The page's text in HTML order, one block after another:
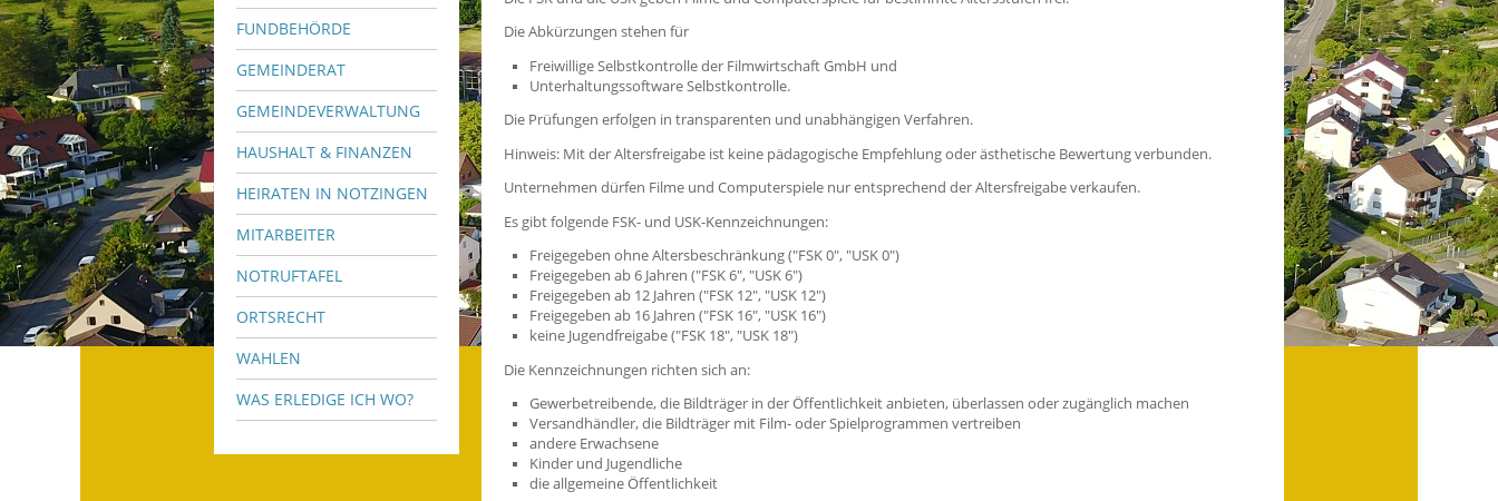
FUNDBEHÖRDE
GEMEINDERAT
GEMEINDEVERWALTUNG
HAUSHALT & FINANZEN
HEIRATEN IN NOTZINGEN
MITARBEITER
NOTRUFTAFEL
ORTSRECHT
WAHLEN
WAS ERLEDIGE ICH WO?
Die Abkürzungen stehen für
Freiwillige Selbstkontrolle der Filmwirtschaft GmbH und
Unterhaltungssoftware Selbstkontrolle.
Die Prüfungen erfolgen in transparenten und unabhängigen Verfahren.
Hinweis: Mit der Altersfreigabe ist keine pädagogische Empfehlung oder ästhetische Bewertung verbunden.
Unternehmen dürfen Filme und Computerspiele nur entsprechend der Altersfreigabe verkaufen.
Es gibt folgende FSK- und USK-Kennzeichnungen:
Freigegeben ohne Altersbeschränkung ("FSK 0", "USK 0")
Freigegeben ab 6 Jahren ("FSK 6", "USK 6")
Freigegeben ab 12 Jahren ("FSK 12", "USK 12")
Freigegeben ab 16 Jahren ("FSK 16", "USK 16")
keine Jugendfreigabe ("FSK 18", "USK 18")
Die Kennzeichnungen richten sich an:
Gewerbetreibende, die Bildträger in der Öffentlichkeit anbieten, überlassen oder zugänglich machen
Versandhändler, die Bildträger mit Film- oder Spielprogrammen vertreiben
andere Erwachsene
Kinder und Jugendliche
die allgemeine Öffentlichkeit